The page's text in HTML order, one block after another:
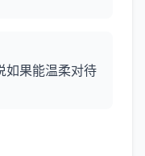
如果能温柔对待